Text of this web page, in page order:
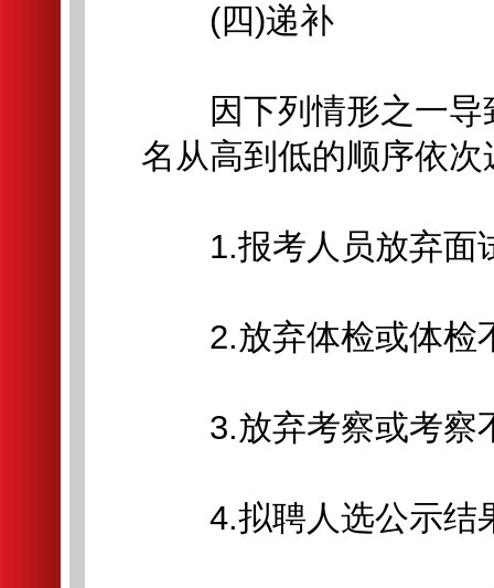
(四)递补
因下列情形之一导
名从高到低的顺序依次
1.报考人员放弃面
2.放弃体检或体检
3.放弃考察或考察
4.拟聘人选公示结